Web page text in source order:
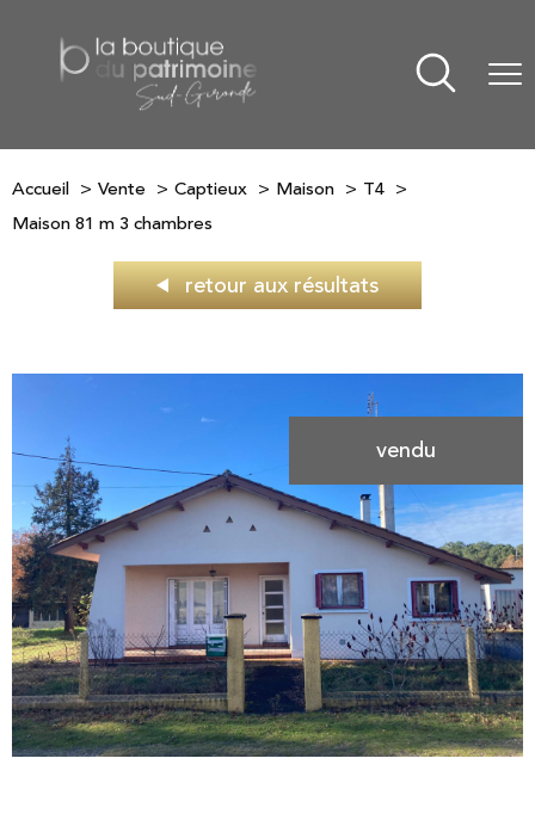
Accueil Vente Captieux Maison
T4
Maison 81 m 3 chambres
retour aux résultats
vendu